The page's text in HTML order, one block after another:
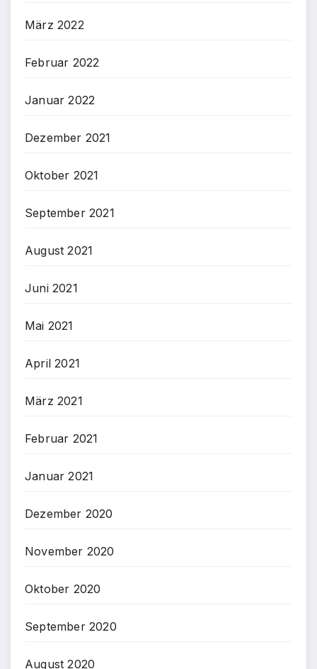
März 2022
Februar 2022
Januar 2022
Dezember 2021
Oktober 2021
September 2021
August 2021
Juni 2021
Mai 2021
April 2021
März 2021
Februar 2021
Januar 2021
Dezember 2020
November 2020
Oktober 2020
September 2020
August 2020